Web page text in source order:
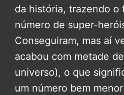
da história, trazendo o
número de super-
Conseguiram, mas aí
acabou com metade
universo), o que
um número bem